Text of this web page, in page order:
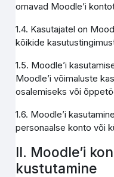
omavad Moodle’i
1.4. Kasutajatel on
kõikide
1.5. Moodle’i
Moodle’i võimaluste
osalemiseks või
1.6. Moodle’i
personaalse konto või
II. Moodle’i
kustutamine